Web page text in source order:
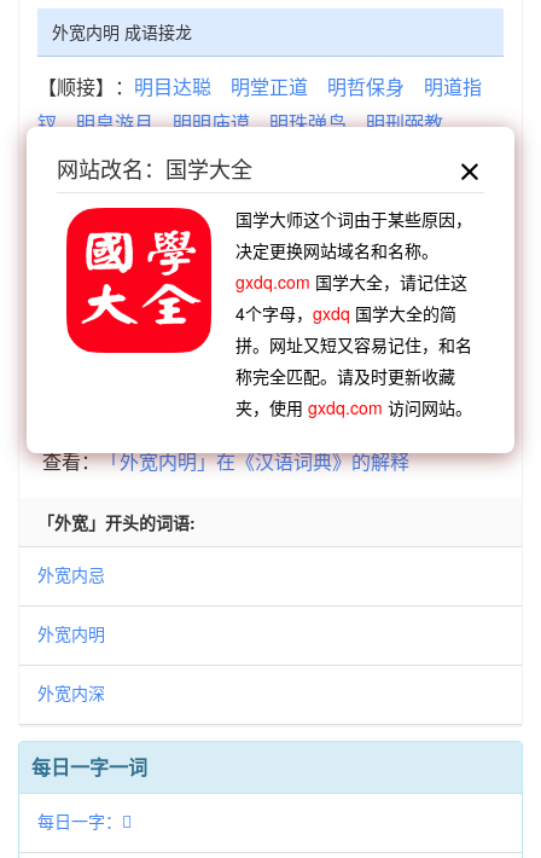
外宽内明 成语接龙
【顺接】： 明目达聪 明堂正道 明哲保身
明道指
钗
明皇游月 明明庙谟 明珠弹鸟
明刑弼教
【顺接】：听聪视明 含糊不明
磊磊明
开佛光明 冰雪聪明 言简意明
深切著明
【逆接】： 出人望外 超以象外 形骸之外
毫无例
打里打外 彻里至外 魂飞天外
意在言外
【逆接】： 外彊中乾 外顺内悖 外亲内疏
外孙虀
外户不闭 外弱内强 外方内圆 外强中瘠
「外宽内明」的典故、外宽内明成语故事
查看：「外宽内明」在《汉语词典》的解释
「外宽」开头的词语:
外宽内忌
外宽内明
外宽内深
每日一字一词
每日一字：𡷅
网站改名：国学大全
国学大师这个词由于某些原因，
决定更换网站域名和名称。
gxdq.com 国学大全，请记住这
4个字母，gxdq 国学大全的简
拼。网址又短又容易记住，和名
称完全匹配。请及时更新收藏
夹，使用gxdq.com 访问网站。